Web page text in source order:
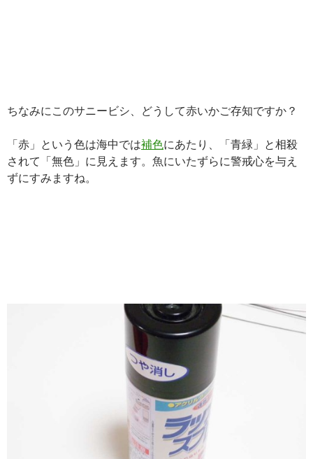
ちなみにこのサニービシ、どうして赤いかご存知ですか？
「赤」という色は海中では補色にあたり、「青緑」と相殺
されて「無色」に見えます。魚にいたずらに警戒心を与え
ずにすみますね。